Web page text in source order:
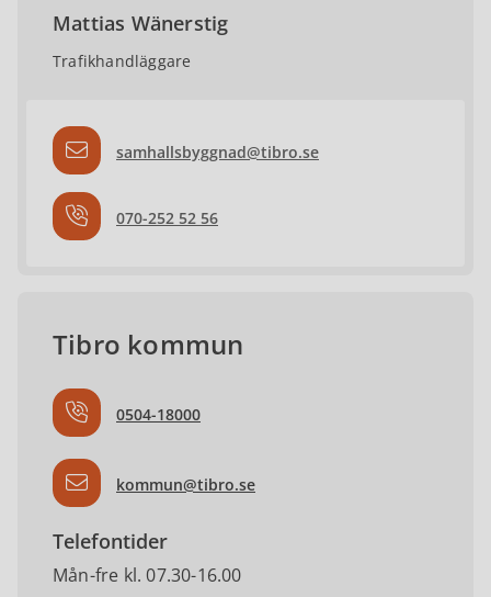
Mattias Wänerstig
Trafikhandläggare
samhallsbyggnad@tibro.se
070-252 52 56
Tibro kommun
0504-18000
kommun@tibro.se
Telefontider
Mån-fre kl. 07.30-16.00